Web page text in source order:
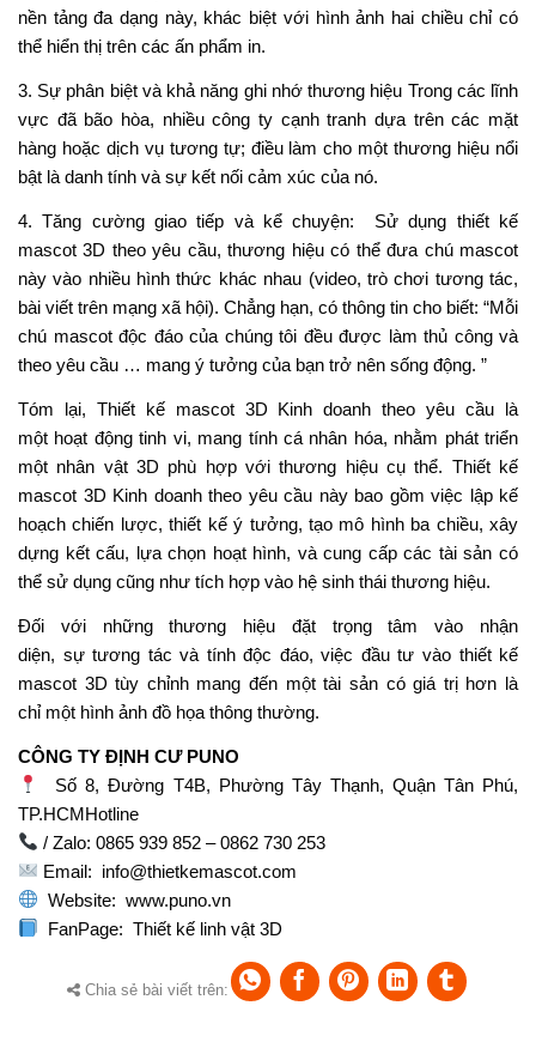
nền tảngđa dạng này, khác biệt với hình ảnh hai chiềuchỉcó
thể hiển thị trên các ấn phẩm in.
3. Sự phân biệt và khả năng ghi nhớ thương hiệu Trongcác lĩnh
vực đãbão hòa, nhiềucông ty cạnh tranh dựa trêncác mặt
hàng hoặc dịch vụ tương tự; điều làmcho một thương hiệu nổi
bật là danh tính và sự kết nối cảm xúc của nó.
4. Tăng cườnggiao tiếp và kểchuyện: Sử dụng thiếtkế
mascot 3D theo yêu cầu, thương hiệu có thểđưa chú mascot
này vào nhiều hình thức khác nhau (video, trò chơi tương tác,
bài viết trên mạng xã hội). Chẳng hạn, có thông tin cho biết: “Mỗi
chú mascot độc đáo của chúng tôi đều được làm thủ công và
theo yêu cầu … mang ý tưởng của bạn trở nên sống động. ”
Tóm lại, Thiết kế mascot 3D Kinh doanh theo yêu cầu là
một hoạt độngtinh vi, mang tính cánhân hóa, nhằm phát triển
một nhân vật 3D phù hợp với thương hiệucụ thể. Thiết kế
mascot 3D Kinh doanh theo yêu cầu nàybao gồm việc lập kế
hoạch chiến lược, thiết kếý tưởng, tạo mô hình ba chiều,xây
dựng kết cấu, lựachọn hoạt hình, vàcung cấp các tài sản có
thể sử dụng cũng như tích hợp vào hệ sinh thái thương hiệu.
Đối với nhữngthương hiệu đặt trọng tâm vào nhận
diện, sựtương tác và tính độc đáo, việc đầu tư vào thiếtkế
mascot 3Dtùy chỉnh mang đến một tài sản cógiá trị hơn là
chỉmột hình ảnh đồ họa thông thường.
CÔNG TY ĐỊNH CƯ PUNO
Số 8, Đường T4B, Phường Tây Thạnh, Quận Tân Phú,
TP.HCMHotline
/ Zalo: 0865 939 852 – 0862 730 253
Email: info@thietkemascot.com
Website:www.puno.vn
FanPage:Thiết kế linh vật 3D
Chia sẻ bài viết trên: